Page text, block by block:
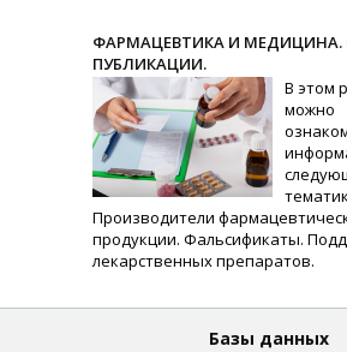
ФАРМАЦЕВТИКА И МЕДИЦИНА.
ПУБЛИКАЦИИ.
В этом
можно
Производители
продукции. Фальсификаты.
лекарственных препаратов.
Базы данных